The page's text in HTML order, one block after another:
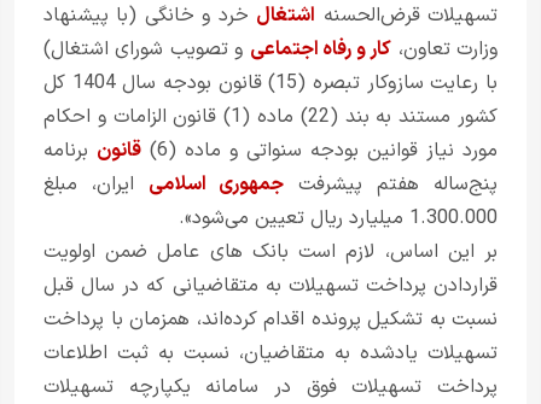
تسهیلات قرض‌الحسنه اشتغال خرد و خانگی (با پیشنهاد
وزارت تعاون، کار و رفاه اجتماعی و تصویب شورای اشتغال)
با رعایت سازوکار تبصره (15) قانون بودجه سال 1404 کل
کشور مستند به بند (22) ماده (1) قانون الزامات و احکام
مورد نیاز قوانین بودجه سنواتی و ماده (6)
قانون برنامه
پنج‌ساله هفتم پیشرفت جمهوری اسلامی ایران، مبلغ
1.300.000 میلیارد ریال تعیین می‌شود».
بر این اساس، لازم است بانک های عامل ضمن اولویت
قراردادن پرداخت تسهیلات به متقاضیانی که در سال قبل
نسبت به تشکیل پرونده اقدام کرده‌اند، همزمان با پرداخت
تسهیلات یادشده به متقاضیان، نسبت به ثبت اطلاعات
پرداخت تسهیلات فوق در سامانه یکپارچه تسهیلات